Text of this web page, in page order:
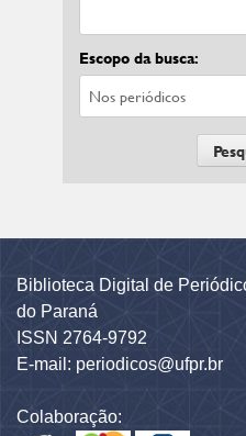
Escopo da busca:
Biblioteca Digital de
do Paraná
ISSN 2764-9792
E-mail: periodicos@ufpr.br
Colaboração: